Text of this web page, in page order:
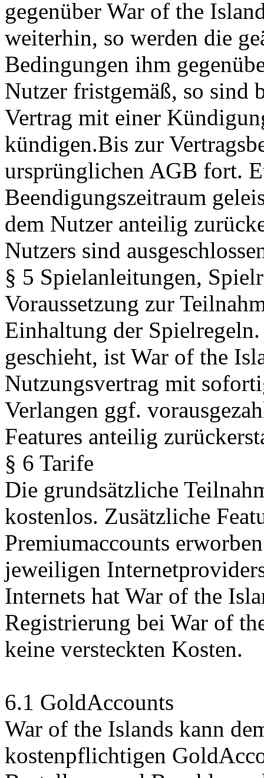
gegenüber War of the
weiterhin, so werden die
Bedingungen ihm
Nutzer fristgemäß, so sind
Vertrag mit einer
kündigen.Bis zur
ursprünglichen AGB fort.
Beendigungszeitraum
dem Nutzer anteilig
Nutzers sind
§ 5 Spielanleitungen,
Voraussetzung zur
Einhaltung der
geschieht, ist War of the
Nutzungsvertrag mit
Verlangen ggf.
Features anteilig
§ 6 Tarife
Die grundsätzliche
kostenlos. Zusätzliche
Premiumaccounts
jeweiligen
Internets hat War of the
Registrierung bei War of
keine versteckten Kosten.
6.1 GoldAccounts
War of the Islands kann
kostenpflichtigen